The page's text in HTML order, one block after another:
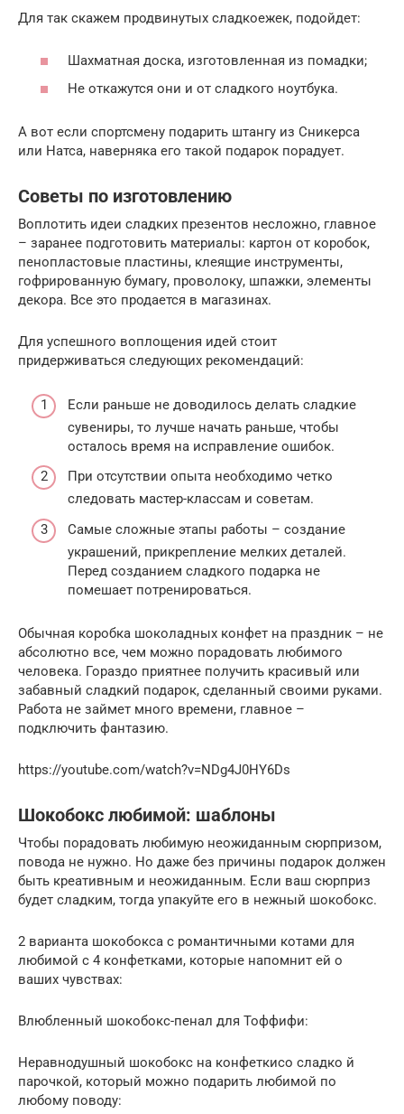
Для так скажем продвинутых сладкоежек, подойдет:
Шахматная доска, изготовленная из помадки;
Не откажутся они и от сладкого ноутбука.
А вот если спортсмену подарить штангу из Сникерса
или Натса, наверняка его такой подарок порадует.
Советы по изготовлению
Воплотить идеи сладких презентов несложно, главное
– заранее подготовить материалы: картон от коробок,
пенопластовые пластины, клеящие инструменты,
гофрированную бумагу, проволоку, шпажки, элементы
декора. Все это продается в магазинах.
Для успешного воплощения идей стоит
придерживаться следующих рекомендаций:
Если раньше не доводилось делать сладкие
сувениры, то лучше начать раньше, чтобы
осталось время на исправление ошибок.
При отсутствии опыта необходимо четко
следовать мастер-классам и советам.
Самые сложные этапы работы – создание
украшений, прикрепление мелких деталей.
Перед созданием сладкого подарка не
помешает потренироваться.
Обычная коробка шоколадных конфет на праздник – не
абсолютно все, чем можно порадовать любимого
человека. Гораздо приятнее получить красивый или
забавный сладкий подарок, сделанный своими руками.
Работа не займет много времени, главное –
подключить фантазию.
https://youtube.com/watch?v=NDg4J0HY6Ds
Шокобокс любимой: шаблоны
Чтобы порадовать любимую неожиданным сюрпризом,
повода не нужно. Но даже без причины подарок должен
быть креативным и неожиданным. Если ваш сюрприз
будет сладким, тогда упакуйте его в нежный шокобокс.
2 варианта шокобокса с романтичными котами для
любимой с 4 конфетками, которые напомнит ей о
ваших чувствах:
Влюбленный шокобокс-пенал для Тоффифи:
Неравнодушный шокобокс на конфеткисо сладко й
парочкой, который можно подарить любимой по
любому поводу: